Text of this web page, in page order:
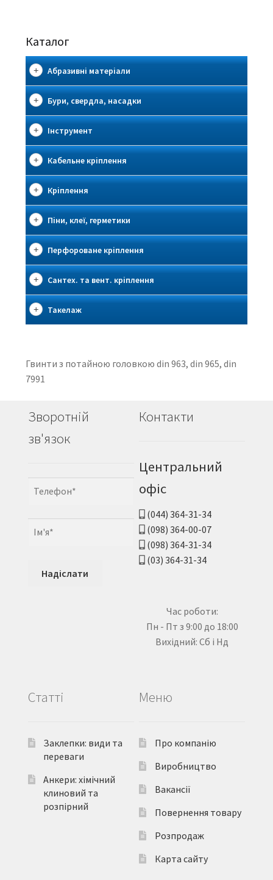
Каталог
Абразивні матеріали
Бури, свердла, насадки
Інструмент
Кабельне кріплення
Кріплення
Піни, клеї, герметики
Перфороване кріплення
Сантех. та вент. кріплення
Такелаж
Гвинти з потайною головкою din 963, din 965, din
7991
Зворотній
зв'язок
Контакти
Центральний
офіс
(044) 364-31-34
(098) 364-00-07
(098) 364-31-34
(03) 364-31-34
Час роботи:
Пн - Пт з 9:00 до 18:00
Вихідний: Сб і Нд
Статті
Заклепки: види та
переваги
Анкери: хімічний
клиновий та
розпірний
Меню
Про компанію
Виробництво
Вакансії
Повернення товару
Розпродаж
Карта сайту